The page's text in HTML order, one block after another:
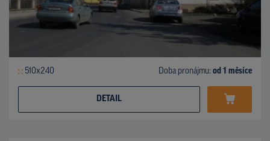
510x240 Doba pronájmu: od 1 měsíce
DETAIL